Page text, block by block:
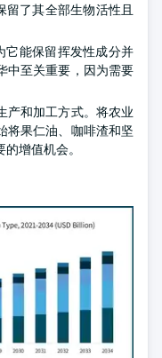
留了其全部生物活性且
它能保留挥发性成分并
中至关重要，因为需要
产和加工方式。将农业
将果仁油、咖啡渣和坚
增值机会。